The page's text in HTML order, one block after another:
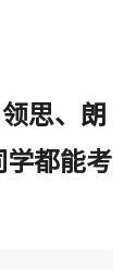
思、朗
学都能考